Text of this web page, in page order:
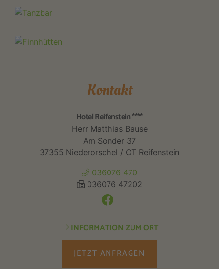
Kontakt
Hotel Reifenstein ****
Herr Matthias Bause
Am Sonder 37
37355 Niederorschel / OT Reifenstein
036076 470
036076 47202
INFORMATION ZUM ORT
JETZT ANFRAGEN